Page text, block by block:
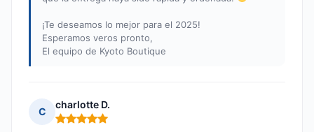
¡Te deseamos lo mejor para el 2025!
Esperamos veros pronto,
El equipo de Kyoto Boutique
C
charlotte D.
Nota: 5 de 5